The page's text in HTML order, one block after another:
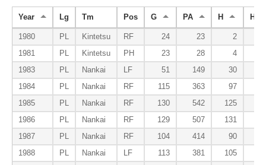
Year Lg Tm Pos G PA H HR
1980 PL Kintetsu RF 24 23
2
1981
PL Kintetsu PH 23 28
4
1983
PL Nankai LF 51 149
30
1984
PL Nankai RF 115 363 97
1985
PL Nankai RF 130 542 125
1986
PL Nankai RF 129 507 131
1987
PL Nankai RF 104 414
90
1988
PL Nankai LF 113 381 105